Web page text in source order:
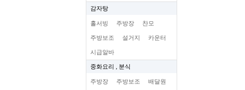
감자탕
홀서빙 주방장 찬모
주방보조 설거지 카운터
시급알바
중화요리 , 분식
주방장 주방보조 배달원